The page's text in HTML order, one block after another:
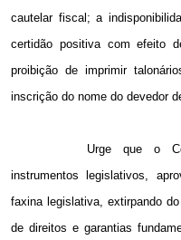
cautelar fiscal; a
certidão positiva com efeito
proibição de imprimir
inscrição do nome do devedor
Urge que o
instrumentos legislativos,
faxina legislativa, extirpando
de direitos e garantias